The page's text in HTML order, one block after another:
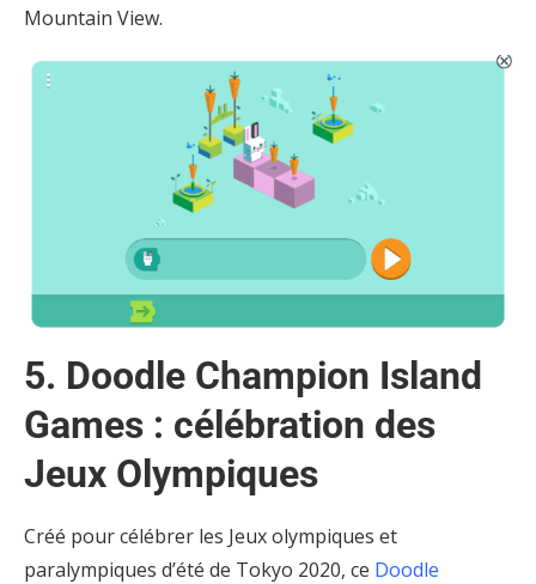
Mountain View.
5. Doodle Champion Island
Games : célébration des
Jeux Olympiques
Créé pour célébrer les Jeux olympiques et
paralympiques d’été de Tokyo 2020, ce Doodle